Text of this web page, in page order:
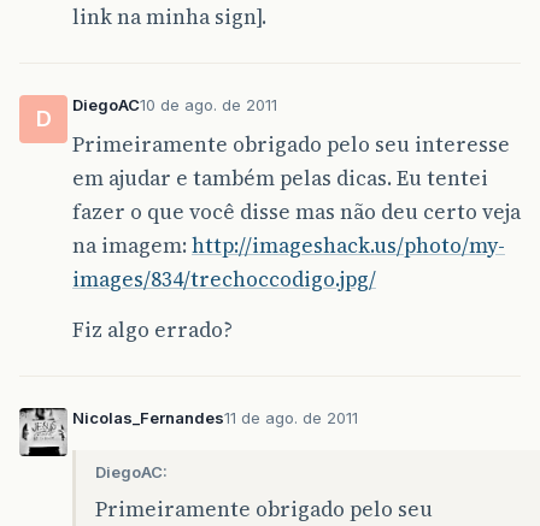
link na minha sign].
D
DiegoAC10 de ago. de 2011
Primeiramente obrigado pelo seu interesse
em ajudar e também pelas dicas. Eu tentei
fazer o que você disse mas não deu certo veja
na imagem: http://imageshack.us/photo/my-
images/834/trechoccodigo.jpg/
Fiz algo errado?
Nicolas_Fernandes11 de ago. de 2011
DiegoAC:
Primeiramente obrigado pelo seu